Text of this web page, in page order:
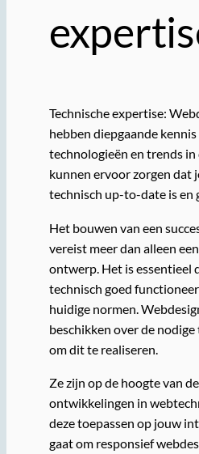
Technische expertise:
hebben diepgaande
technologieën en trends in
kunnen ervoor zorgen dat
technisch up-to-date is en
Het bouwen van een
vereist meer dan alleen
ontwerp. Het is essentieel
technisch goed
huidige normen.
beschikken over de
om dit te realiseren.
Ze zijn op de hoogte van
ontwikkelingen in
deze toepassen op jouw
gaat om responsief